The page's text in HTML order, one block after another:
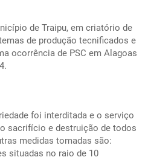
de Traipu, em criatório de
de produção tecnificados e
ocorrência de PSC em Alagoas
foi interditada e o serviço
sacrifício e destruição de todos
medidas tomadas são:
situadas no raio de 10